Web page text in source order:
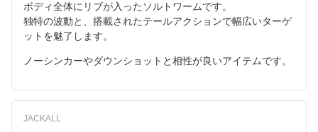
ボディ全体にリブが入ったソルトワームです。
独特の波動と、搭載されたテールアクションで幅広いターゲ
ットを魅了します。
ノーシンカーやダウンショットと相性が良いアイテムです。
JACKALL